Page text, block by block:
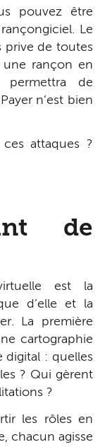
pouvez être
Le
prive de toutes
rançon en
permettra de
n’est bien
attaques ?
de
est la
d’elle et la
La première
cartographie
digital : quelles
? Qui gèrent
?
les rôles en
chacun agisse